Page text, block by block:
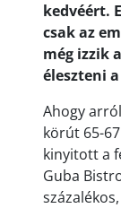
kedvéért.
csak az
még izzik
éleszteni
Ahogy
körút 65-
kinyitott a
Guba